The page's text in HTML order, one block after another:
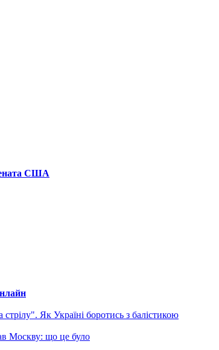
США
Як Україні боротись з балістикою
Москву: що це було